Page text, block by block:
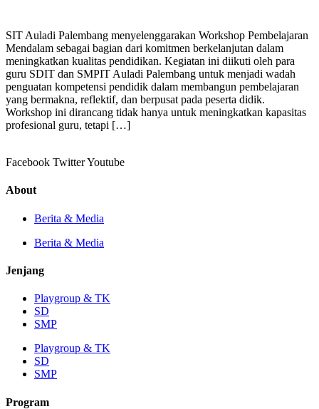
SIT Auladi Palembang menyelenggarakan Workshop Pembelajaran
Mendalam sebagai bagian dari komitmen berkelanjutan dalam
meningkatkan kualitas pendidikan. Kegiatan ini diikuti oleh para
guru SDIT dan SMPIT Auladi Palembang untuk menjadi wadah
penguatan kompetensi pendidik dalam membangun pembelajaran
yang bermakna, reflektif, dan berpusat pada peserta didik.
Workshop ini dirancang tidak hanya untuk meningkatkan kapasitas
profesional guru, tetapi […]
Facebook TwitterYoutube
About
Berita & Media
Berita & Media
Jenjang
Playgroup & TK
SD
SMP
Playgroup & TK
SD
SMP
Program